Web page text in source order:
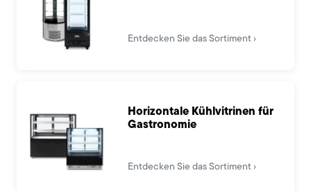
Entdecken Sie das Sortiment
Horizontale Kühlvitrinen für
Gastronomie
Entdecken Sie das Sortiment